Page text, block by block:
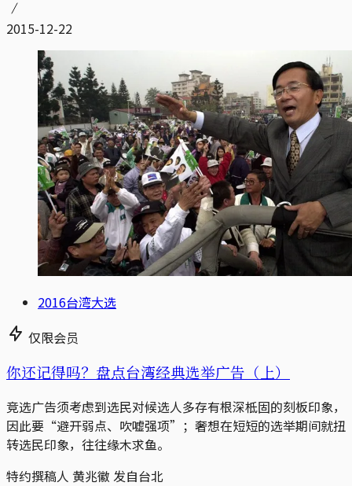
2015-12-22
2016台湾大选
仅限会员
你还记得吗？盘点台湾经典选举广告（上）
竞选广告须考虑到选民对候选人多存有根深柢固的刻板印象，
因此要“避开弱点、吹嘘强项”；奢想在短短的选举期间就扭
转选民印象，往往缘木求鱼。
特约撰稿人 黄兆徽 发自台北